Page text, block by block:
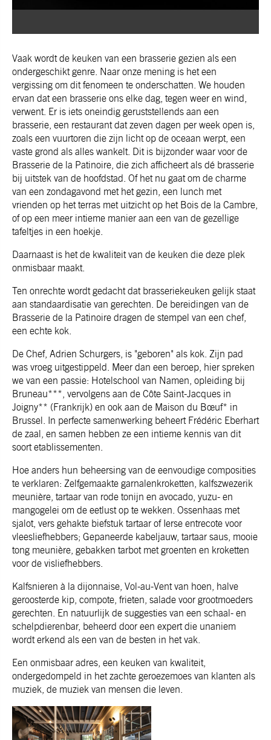
Vaak wordt de keuken van een brasserie gezien als een
ondergeschikt genre. Naar onze mening is het een
vergissing om dit fenomeen te onderschatten. We houden
ervan dat een brasserie ons elke dag, tegen weer en wind,
verwent. Er is iets oneindig geruststellends aan een
brasserie, een restaurant dat zeven dagen per week open is,
zoals een vuurtoren die zijn licht op de oceaan werpt, een
vaste grond als alles wankelt. Dit is bijzonder waar voor de
Brasserie de la Patinoire, die zich afficheert als dé brasserie
bij uitstek van de hoofdstad. Of het nu gaat om de charme
van een zondagavond met het gezin, een lunch met
vrienden op het terras met uitzicht op het Bois de la Cambre,
of op een meer intieme manier aan een van de gezellige
tafeltjes in een hoekje.
Daarnaast is het de kwaliteit van de keuken die deze plek
onmisbaar maakt.
Ten onrechte wordt gedacht dat brasseriekeuken gelijk staat
aan standaardisatie van gerechten. De bereidingen van de
Brasserie de la Patinoire dragen de stempel van een chef,
een echte kok.
De Chef, Adrien Schurgers, is "geboren" als kok. Zijn pad
was vroeg uitgestippeld. Meer dan een beroep, hier spreken
we van een passie: Hotelschool van Namen, opleiding bij
Bruneau***, vervolgens aan de Côte Saint-Jacques in
Joigny** (Frankrijk) en ook aan de Maison du Bœuf* in
Brussel. In perfecte samenwerking beheert Frédéric Eberhart
de zaal, en samen hebben ze een intieme kennis van dit
soort etablissementen.
Hoe anders hun beheersing van de eenvoudige composities
te verklaren: Zelfgemaakte garnalenkroketten, kalfszwezerik
meunière, tartaar van rode tonijn en avocado, yuzu- en
mangogelei om de eetlust op te wekken. Ossenhaas met
sjalot, vers gehakte biefstuk tartaar of Ierse entrecote voor
vleesliefhebbers; Gepaneerde kabeljauw, tartaar saus, mooie
tong meunière, gebakken tarbot met groenten en kroketten
voor de visliefhebbers.
Kalfsnieren à la dijonnaise, Vol-au-Vent van hoen, halve
geroosterde kip, compote, frieten, salade voor grootmoeders
gerechten. En natuurlijk de suggesties van een schaal- en
schelpdierenbar, beheerd door een expert die unaniem
wordt erkend als een van de besten in het vak.
Een onmisbaar adres, een keuken van kwaliteit,
ondergedompeld in het zachte geroezemoes van klanten als
muziek, de muziek van mensen die leven.